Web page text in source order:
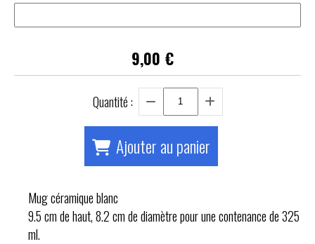
9,00 €
Quantité :
Ajouter au panier
Mug céramique blanc
9.5 cm de haut, 8.2 cm de diamètre pour une contenance de 325
ml.